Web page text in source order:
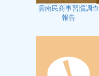
雲南民商事習慣調查
報告